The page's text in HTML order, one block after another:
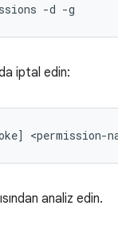
-d -g
iptal edin:
<permission-
analiz edin.